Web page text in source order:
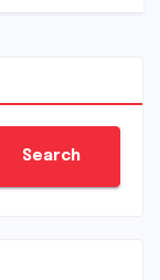
Search